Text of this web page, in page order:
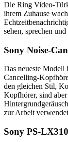
Die Ring Video-
ihrem Zuhause
sehen, sprechen
Sony Noise-
Das neueste
Cancelling-
den gleichen Stil,
Kopfhörer, sind
zur Arbeit
Sony PS-